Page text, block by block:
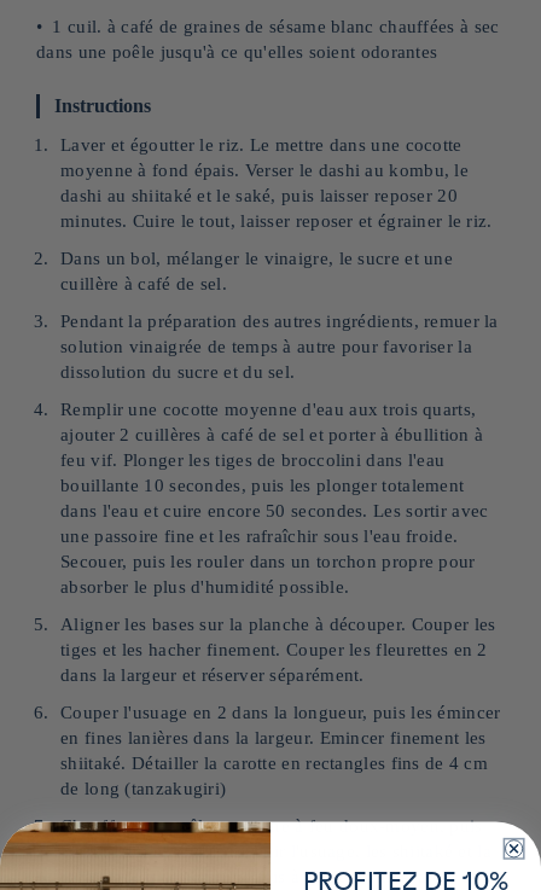
1 cuil. à café de graines de sésame blanc chauffées à sec
dans une poêle jusqu'à ce qu'elles soient odorantes
Instructions
Laver et égoutter le riz. Le mettre dans une cocotte
moyenne à fond épais. Verser le dashi au kombu, le
dashi au shiitaké et le saké, puis laisser reposer 20
minutes. Cuire le tout, laisser reposer et égrainer le riz.
Dans un bol, mélanger le vinaigre, le sucre et une
cuillère à café de sel.
Pendant la préparation des autres ingrédients, remuer la
solution vinaigrée de temps à autre pour favoriser la
dissolution du sucre et du sel.
Remplir une cocotte moyenne d'eau aux trois quarts,
ajouter 2 cuillères à café de sel et porter à ébullition à
feu vif. Plonger les tiges de broccolini dans l'eau
bouillante 10 secondes, puis les plonger totalement
dans l'eau et cuire encore 50 secondes. Les sortir avec
une passoire fine et les rafraîchir sous l'eau froide.
Secouer, puis les rouler dans un torchon propre pour
absorber le plus d'humidité possible.
Aligner les bases sur la planche à découper. Couper les
tiges et les hacher finement. Couper les fleurettes en 2
dans la largeur et réserver séparément.
Couper l'usuage en 2 dans la longueur, puis les émincer
en fines lanières dans la largeur. Emincer finement les
shiitaké. Détailler la carotte en rectangles fins de 4 cm
de long (tanzakugiri)
Chauffer une poêle moyenne à feu doux-moyen, puis
verser l'huile. Y faire revenir l'usuage, les shiitaké et la
carotte, puis remuer une fois à l'aide d'une spatule en
PROFITEZ DE 10%